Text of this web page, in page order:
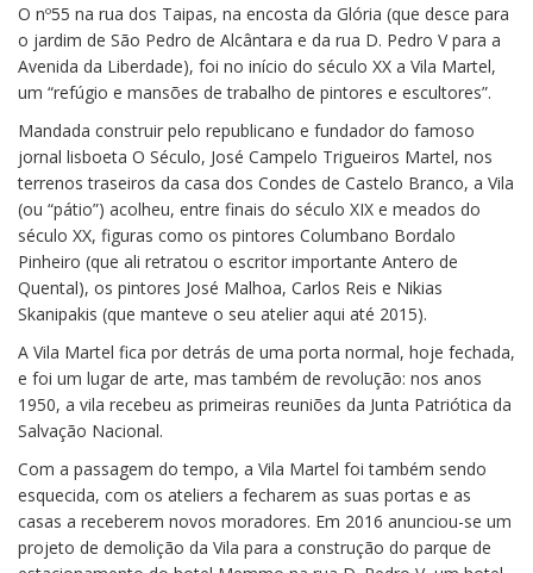
Uma vila de artistas escondida no
Príncipe Real
O nº55 na rua dos Taipas, na encosta da Glória (que desce para
o jardim de São Pedro de Alcântara e da rua D. Pedro V para a
Avenida da Liberdade), foi no início do século XX a Vila Martel,
um “refúgio e mansões de trabalho de pintores e escultores”.
Mandada construir pelo republicano e fundador do famoso
jornal lisboeta O Século, José Campelo Trigueiros Martel, nos
terrenos traseiros da casa dos Condes de Castelo Branco, a Vila
(ou “pátio”) acolheu, entre finais do século XIX e meados do
século XX, figuras como os pintores Columbano Bordalo
Pinheiro (que ali retratou o escritor importante Antero de
Quental), os pintores José Malhoa, Carlos Reis e Nikias
Skanipakis (que manteve o seu atelier aqui até 2015).
A Vila Martel fica por detrás de uma porta normal, hoje fechada,
e foi um lugar de arte, mas também de revolução: nos anos
1950, a vila recebeu as primeiras reuniões da Junta Patriótica da
Salvação Nacional.
Com a passagem do tempo, a Vila Martel foi também sendo
esquecida, com os ateliers a fecharem as suas portas e as
casas a receberem novos moradores. Em 2016 anunciou-se um
projeto de demolição da Vila para a construção do parque de